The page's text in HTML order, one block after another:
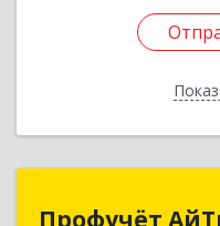
Профучёт